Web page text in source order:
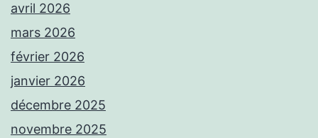
avril 2026
mars 2026
février 2026
janvier 2026
décembre 2025
novembre 2025